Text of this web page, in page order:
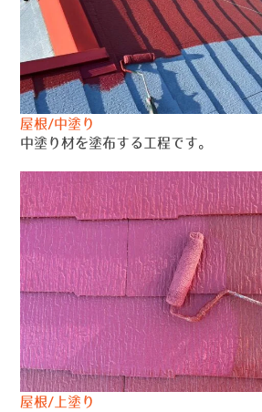
屋根/中塗り
中塗り材を塗布する工程です。
屋根/上塗り